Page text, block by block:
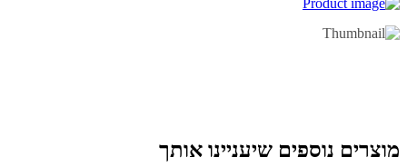
נוספים שיעניינו אותך